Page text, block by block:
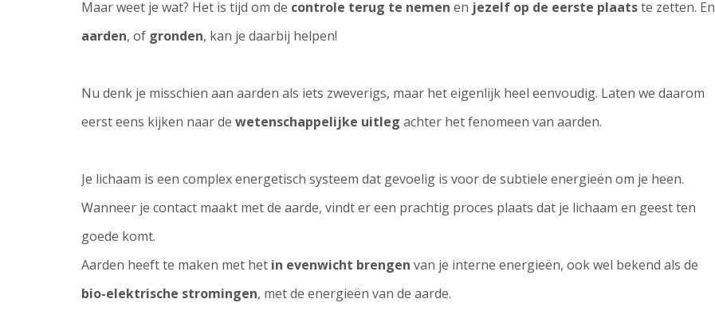
Maar weet je wat? Het is tijd om de controle terug te nemen en jezelf op de eerste plaatste zetten. En
aarden, of gronden, kan je daarbij helpen!
Nu denk je misschien aan aarden als iets zweverigs, maar het eigenlijk heel eenvoudig. Laten we daarom
eerst eens kijken naar de wetenschappelijke uitleg achter het fenomeen van aarden.
Je lichaam is een complex energetisch systeem dat gevoelig is voor de subtiele energieën om je heen.
Wanneer je contact maakt met de aarde, vindt er een prachtig proces plaats dat je lichaam en geest ten
goede komt.
Aarden heeft te maken met het in evenwicht brengen van je interne energieën, ook wel bekend als de
bio-elektrische stromingen, met de energieën van de aarde.